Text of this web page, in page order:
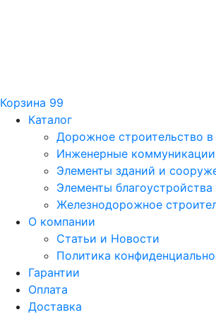
Корзина 99
Каталог
Дорожное строительство
Инженерные
Элементы зданий и
Элементы
Железнодорожное
О компании
Статьи и Новости
Политика
Гарантии
Оплата
Доставка